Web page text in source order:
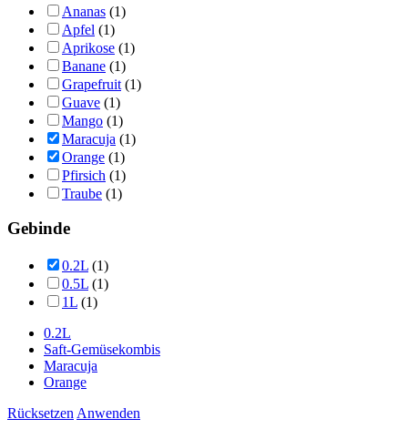
Ananas (1)
Apfel (1)
Aprikose (1)
Banane (1)
Grapefruit (1)
Guave (1)
Mango (1)
Maracuja (1)
Orange (1)
Pfirsich (1)
Traube (1)
Gebinde
0.2L (1)
0.5L (1)
1L (1)
0.2L
Saft-Gemüsekombis
Maracuja
Orange
Rücksetzen Anwenden